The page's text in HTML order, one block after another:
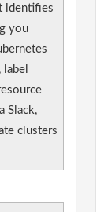
identifies
you
Slack,
clusters